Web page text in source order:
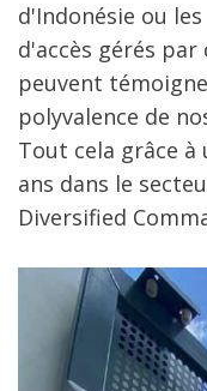
d'Indonésie ou
d'accès gérés
peuvent
polyvalence de
Tout cela grâce à
ans dans le
Diversified